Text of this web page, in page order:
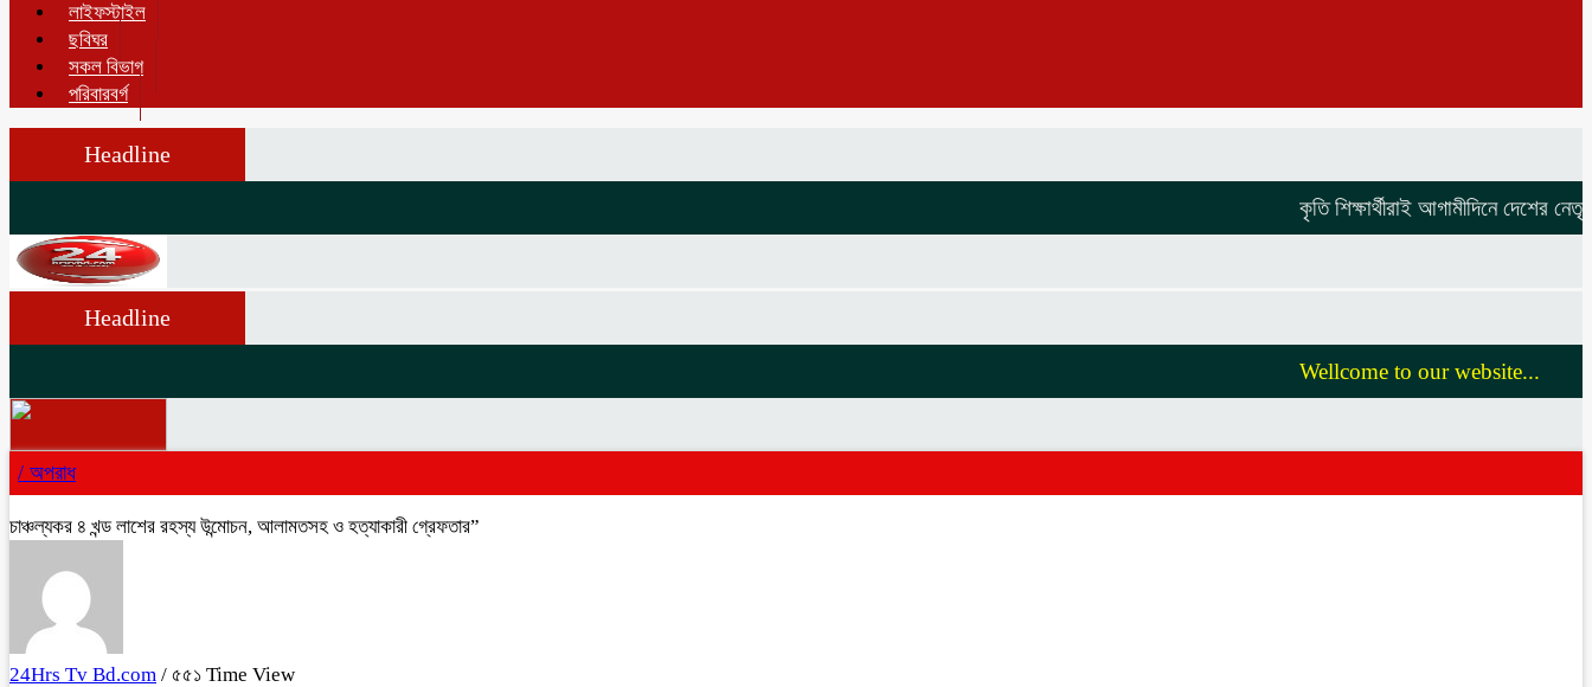
লাইফস্টাইল
ছবিঘর
সকল বিভাগ
পরিবারবর্গ
Headline
কৃতি শিক্ষার্থীরাই আগামীদিনে দেশের নেতৃত্ব দিবে
Headline
Wellcome to our website...
/ অপরাধ
চাঞ্চল্যকর ৪ খন্ড লাশের রহস্য উন্মোচন, আলামতসহ ও হত্যাকারী গ্রেফতার”
24Hrs Tv Bd.com / ৫৫১ Time View